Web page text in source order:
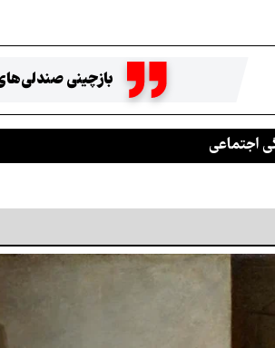
بازچینی
اجتماعی